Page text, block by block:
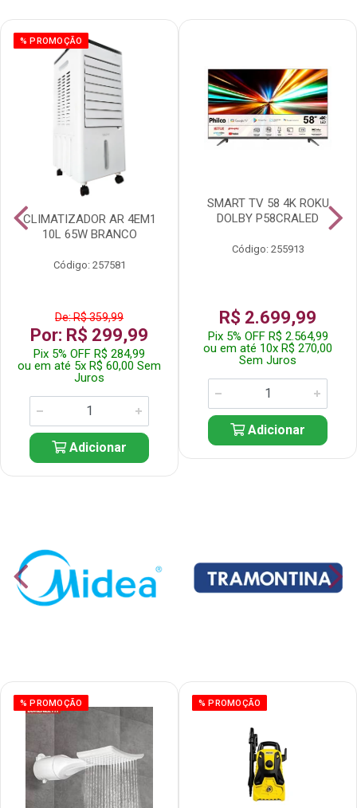
% PROMOÇÃO
CLIMATIZADOR AR 4EM1
10L 65W BRANCO
Código: 257581
De: R$ 359,99
Por: R$ 299,99
Pix 5% OFF R$ 284,99
ou em até 5x R$ 60,00 Sem
Juros
Adicionar
SMART TV 58 4K ROKU
DOLBY P58CRALED
Código: 255913
R$ 2.699,99
Pix 5% OFF R$ 2.564,99
ou em até 10x R$ 270,00
Sem Juros
Adicionar
% PROMOÇÃO % PROMOÇÃO